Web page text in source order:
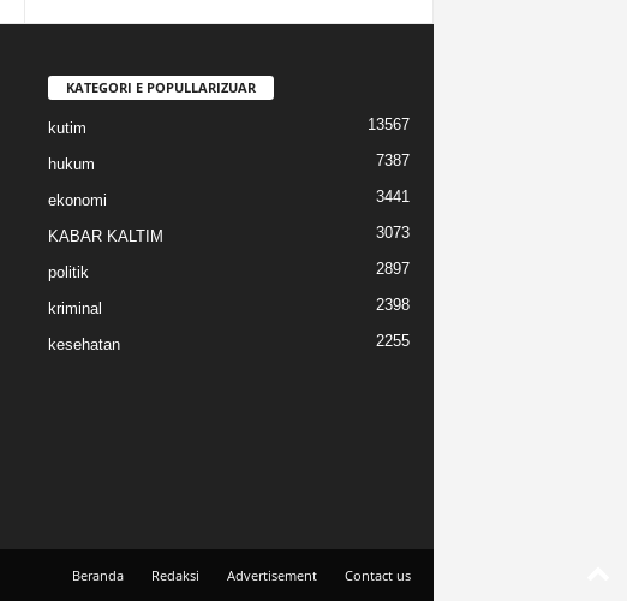
KATEGORI E POPULLARIZUAR
kutim 13567
hukum 7387
ekonomi 3441
KABAR KALTIM 3073
politik 2897
kriminal 2398
kesehatan 2255
Beranda Redaksi Advertisement Contact us